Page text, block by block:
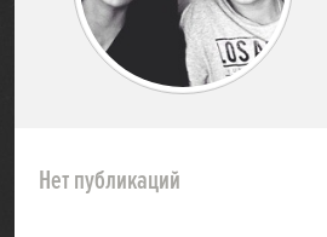
Нет публикаций